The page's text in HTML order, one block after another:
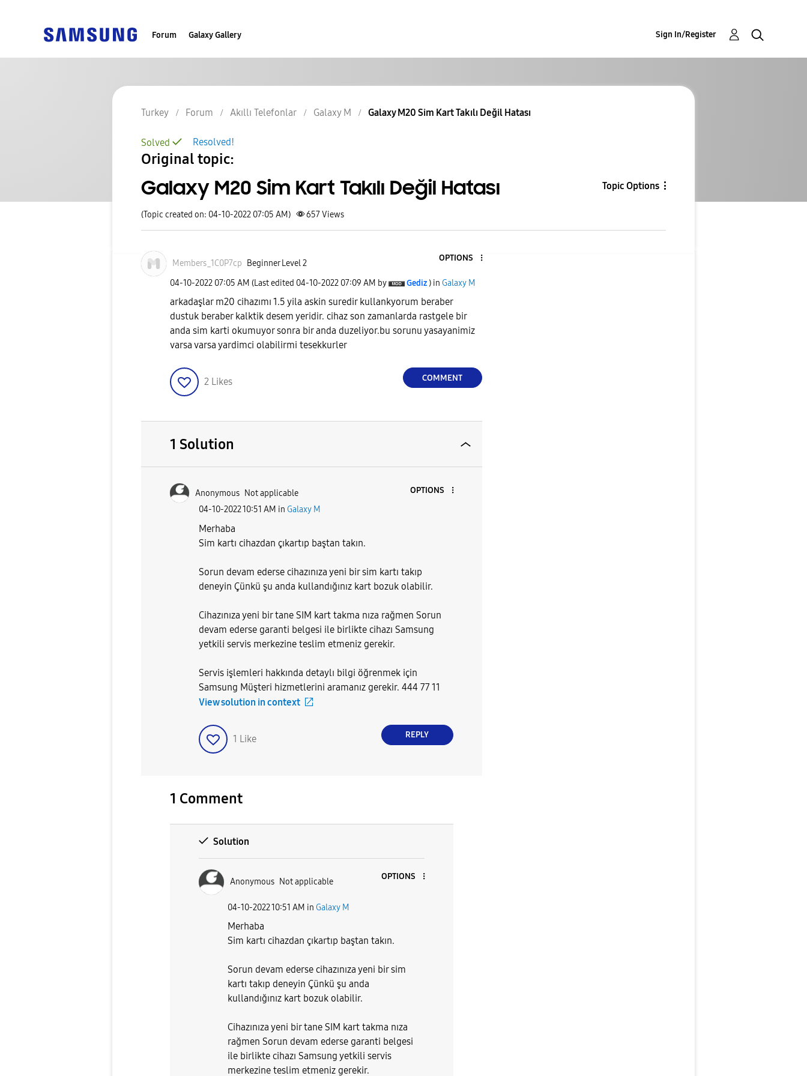
Forum Galaxy Gallery Sign In/Register
Turkey Forum Akıllı Telefonlar Galaxy M Galaxy M20 Sim Kart Takılı Değil Hatası
Resolved!
Solved
Original topic:
Galaxy M20 Sim Kart Takılı Değil Hatası Topic Options
(Topic created on: 04-10-2022 07:05 AM) 657Views
Members_1C0P7cp Beginner Level 2
OPTIONS
‎04-10-2022 07:05 AM (Last edited ‎04-10-2022 07:09 AM by Gediz ) in Galaxy M
arkadaşlar m20 cihazımı 1.5 yila askin suredir kullankyorum beraber
dustuk beraber kalktik desem yeridir. cihaz son zamanlarda rastgele bir
anda sim karti okumuyor sonra bir anda duzeliyor.bu sorunu yasayanimiz
varsa varsa yardimci olabilirmi tesekkurler
2 Likes COMMENT
1 Solution
Anonymous Not applicable
OPTIONS
‎04-10-202210:51 AM in Galaxy M
Merhaba
Sim kartı cihazdan çıkartıp baştan takın.
Sorun devam ederse cihazınıza yeni bir sim kartı takıp
deneyin Çünkü şu anda kullandığınız kart bozuk olabilir.
Cihazınıza yeni bir tane SIM kart takma nıza rağmen Sorun
devam ederse garanti belgesi ile birlikte cihazı Samsung
yetkili servis merkezine teslim etmeniz gerekir.
Servis işlemleri hakkında detaylı bilgi öğrenmek için
Samsung Müşteri hizmetlerini aramanız gerekir. 444 77 11
View solution in context
1 Like REPLY
1 Comment
Solution
Anonymous Not applicable
OPTIONS
‎04-10-202210:51 AM in Galaxy M
Merhaba
Sim kartı cihazdan çıkartıp baştan takın.
Sorun devam ederse cihazınıza yeni bir sim
kartı takıp deneyin Çünkü şu anda
kullandığınız kart bozuk olabilir.
Cihazınıza yeni bir tane SIM kart takma nıza
rağmen Sorun devam ederse garanti belgesi
ile birlikte cihazı Samsung yetkili servis
merkezine teslim etmeniz gerekir.